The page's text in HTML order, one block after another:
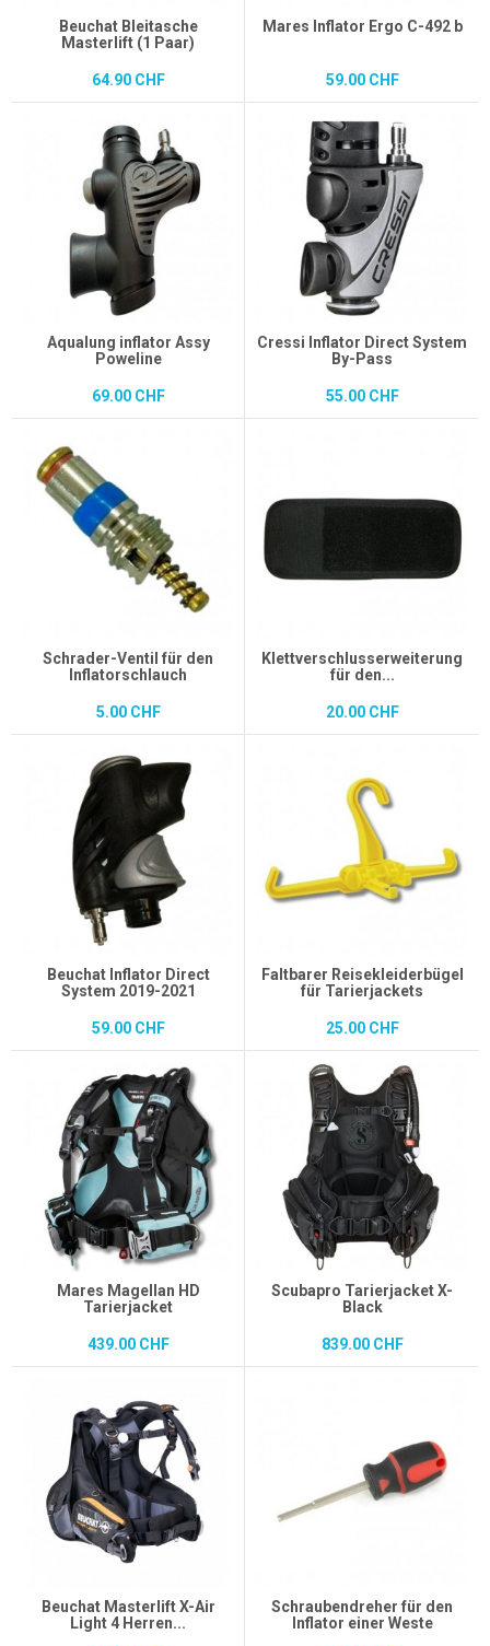
Beuchat Bleitasche
Masterlift (1 Paar)
64.90 CHF
Mares Inflator Ergo C-492 b
59.00 CHF
Aqualung inflator Assy
Poweline
69.00 CHF
Cressi Inflator Direct System
By-Pass
55.00 CHF
Schrader-Ventil für den
Inflatorschlauch
5.00 CHF
Klettverschlusserweiterung
für den...
20.00 CHF
Beuchat Inflator Direct
System 2019-2021
59.00 CHF
Faltbarer Reisekleiderbügel
für Tarierjackets
25.00 CHF
Mares Magellan HD
Tarierjacket
439.00 CHF
Scubapro Tarierjacket X-
Black
839.00 CHF
Beuchat Masterlift X-Air
Light 4 Herren...
Schraubendreher für den
Inflator einer Weste